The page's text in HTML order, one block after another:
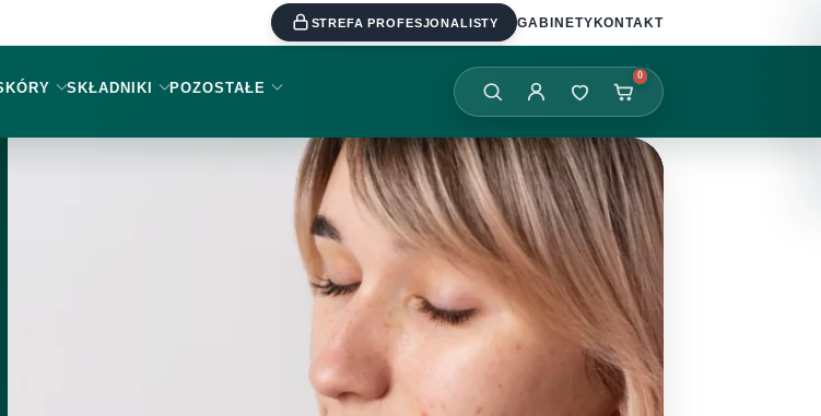
STREFA PROFESJONALISTY GABINETY KONTAKT
SKŁADNIKI POZOSTAŁE
0